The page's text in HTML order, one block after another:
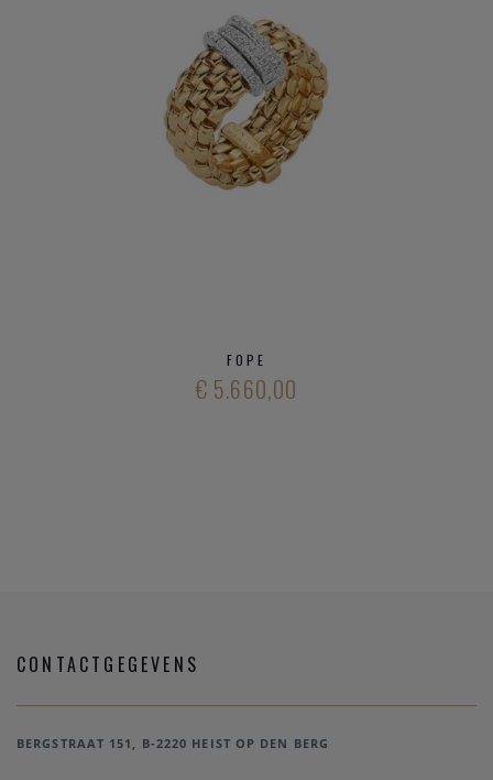
FOPE
€ 5.660,00
CONTACTGEGEVENS
BERGSTRAAT 151, B-2220 HEIST OP DEN BERG